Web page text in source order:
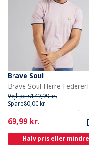
Brave Soul
Vejl. pris149,99 kr.
Spare80,00 kr.
Current
69,99 kr.
Halv pris eller mindre